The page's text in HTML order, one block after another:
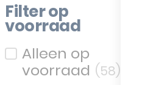
Filter op
voorraad
Filter op voorraad
(58)